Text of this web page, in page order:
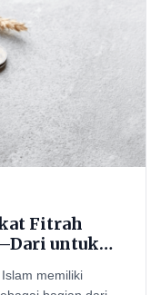
Fitrah
untuk
memiliki